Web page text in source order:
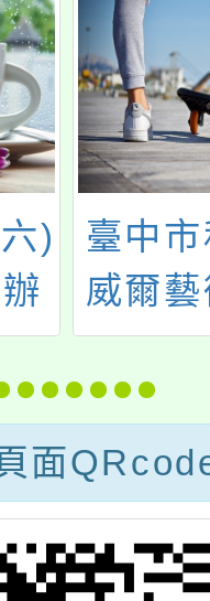
)
座
教
，
、
。
臺中
威爾
育學
年度
會」
面